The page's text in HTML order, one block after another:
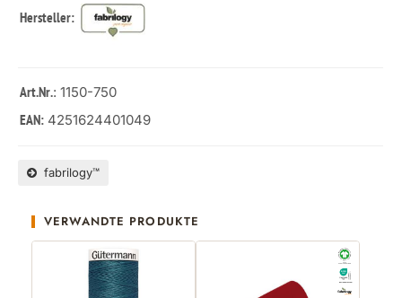
Hersteller:
Art.Nr.: 1150-750
EAN: 4251624401049
fabrilogy™
VERWANDTE PRODUKTE